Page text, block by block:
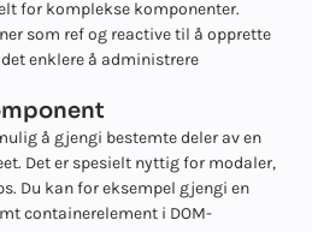
for komplekse komponenter.
som ref og reactive til å opprette
enklere å administrere
å gjengi bestemte deler av en
Det er spesielt nyttig for modaler,
Du kan for eksempel gjengi en
containerelement i DOM-